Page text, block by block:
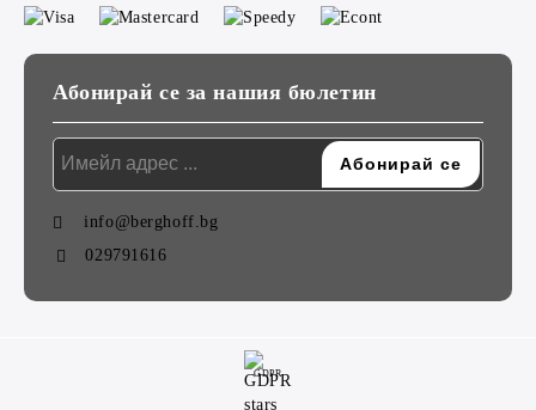
Абонирай се за нашия бюлетин
info@berghoff.bg
029791616
GDPR